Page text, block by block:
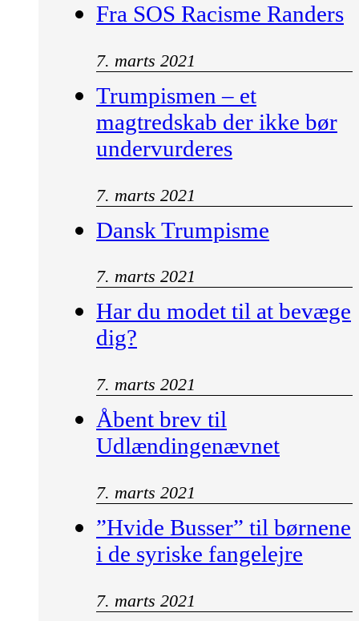
Fra SOS Racisme Randers
7. marts 2021
Trumpismen – et
magtredskab der ikke bør
undervurderes
7. marts 2021
Dansk Trumpisme
7. marts 2021
Har du modet til at bevæge
dig?
7. marts 2021
Åbent brev til
Udlændingenævnet
7. marts 2021
”Hvide Busser” til børnene
i de syriske fangelejre
7. marts 2021